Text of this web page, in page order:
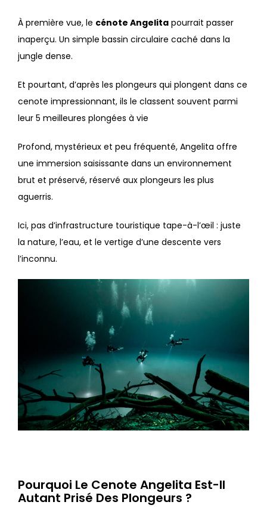
À première vue, le cénote Angelita pourrait passer
inaperçu. Un simple bassin circulaire caché dans la
jungle dense.
Et pourtant, d’après les plongeurs qui plongent dans ce
cenote impressionnant, ils le classent souvent parmi
leur 5 meilleures plongées à vie
Profond, mystérieux et peu fréquenté, Angelita offre
une immersion saisissante dans un environnement
brut et préservé, réservé aux plongeurs les plus
aguerris.
Ici, pas d’infrastructure touristique tape-à-l’œil : juste
la nature, l’eau, et le vertige d’une descente vers
l’inconnu.
Pourquoi Le Cenote Angelita Est-Il
Autant Prisé Des Plongeurs ?